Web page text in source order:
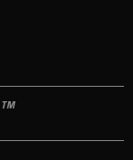
TM